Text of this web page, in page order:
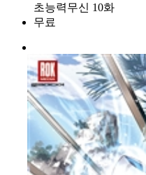
초능력무신 10화
무료